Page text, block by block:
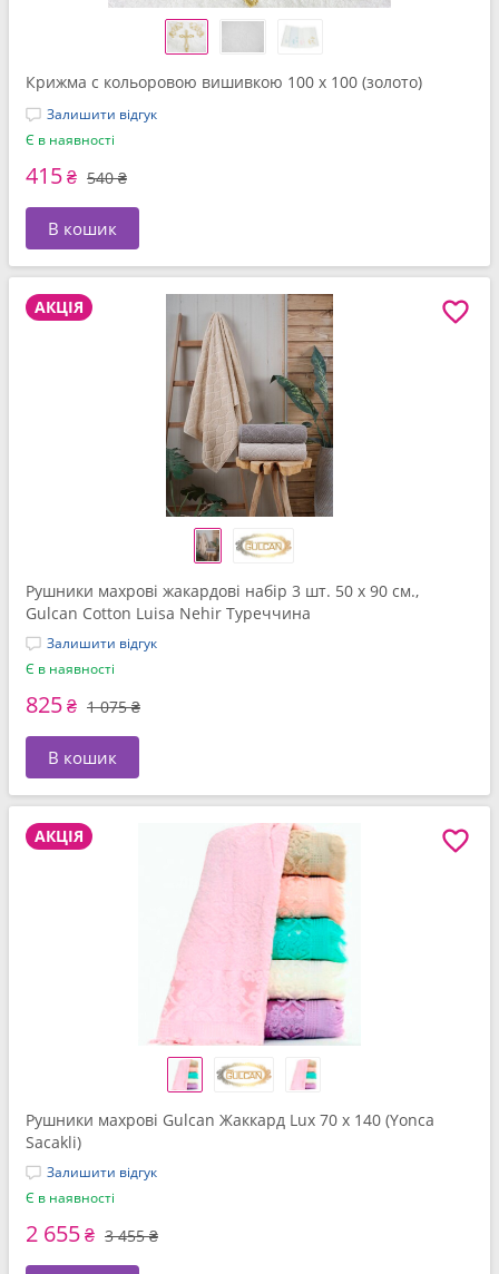
Крижма c кольоровою вишивкою 100 x 100 (золото)
Залишити відгук
Є в наявності
415₴ 540 ₴
В кошик
АКЦІЯ
Рушники махрові жакардові набір 3 шт. 50 x 90 см.,
Gulcan Cotton Luisa Nehir Туреччина
Залишити відгук
Є в наявності
825₴ 1 075 ₴
В кошик
АКЦІЯ
Рушники махрові Gulcan Жаккард Lux 70 x 140 (Yonca
Sacakli)
Залишити відгук
Є в наявності
2 655₴ 3 455 ₴